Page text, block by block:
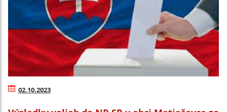
02.10.2023